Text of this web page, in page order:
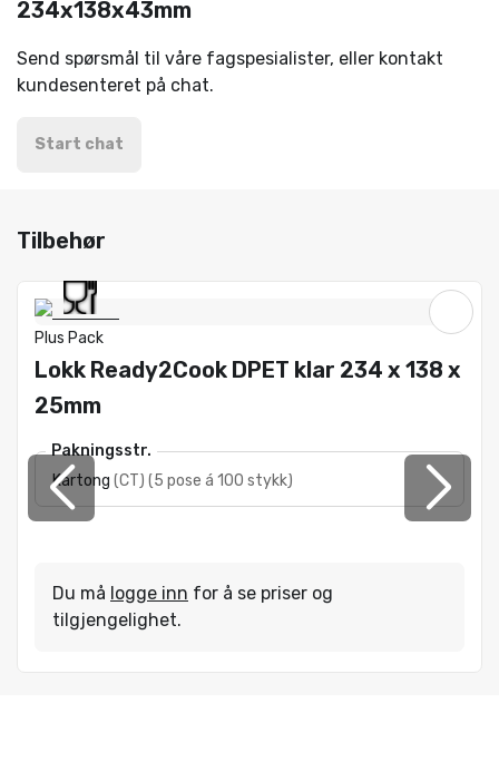
234x138x43mm
Send spørsmål til våre fagspesialister, eller kontakt
kundesenteret på chat.
Start chat
Tilbehør
Plus Pack
Lokk Ready2Cook DPET klar 234 x 138 x
25mm
Pakningsstr.
Kartong (CT) (5 pose á 100 stykk)
Du må logge inn for å se priser og
tilgjengelighet.